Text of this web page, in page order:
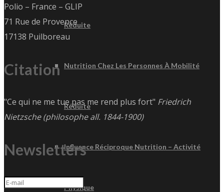
Réduite
Nutrition Chez Les Personnes À Mobilité
Réduite
Influence Réciproque Nutrition – Activité
Physique
Polio – France – GLIP
71 Rue de Provence
17138 Puilboreau
Citation
"Ce qui ne me tue pas me rend plus fort" Friedrich
Nietzsche (philosophe all. 1844-1900)
Newsletters